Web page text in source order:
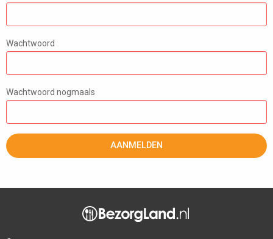
Wachtwoord
Wachtwoord nogmaals
AANMELDEN